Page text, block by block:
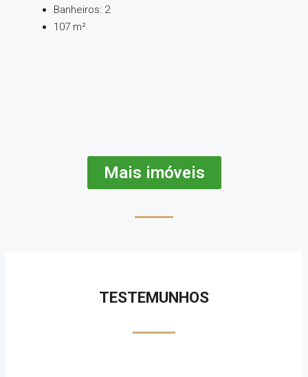
Banheiros: 2
107 m²
Mais imóveis
TESTEMUNHOS